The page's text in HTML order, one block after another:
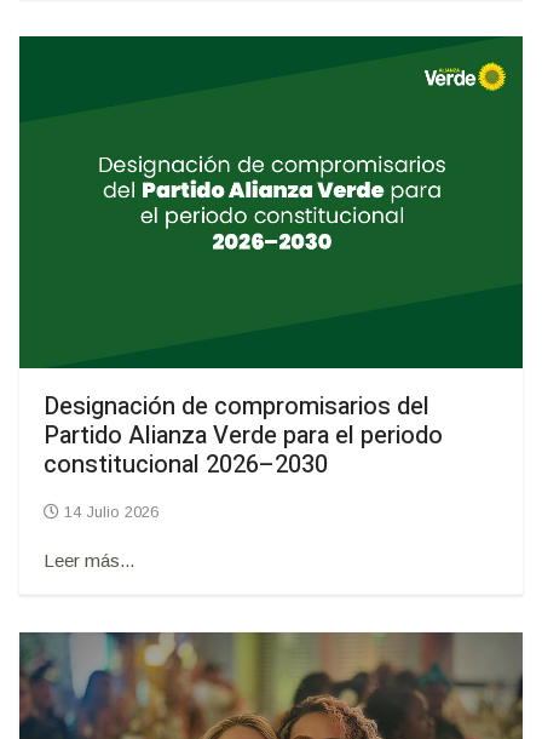
Designación de compromisarios del
Partido Alianza Verde para el periodo
constitucional 2026–2030
14 Julio 2026
Leer más...